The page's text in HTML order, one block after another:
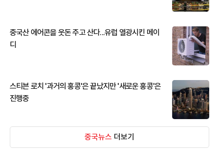
중국산 에어콘을 웃돈 주고 산다...유럽 열광시킨 메이
디
스티븐 로치 '과거의 홍콩'은 끝났지만 '새로운 홍콩'은
진행중
중국뉴스 더보기